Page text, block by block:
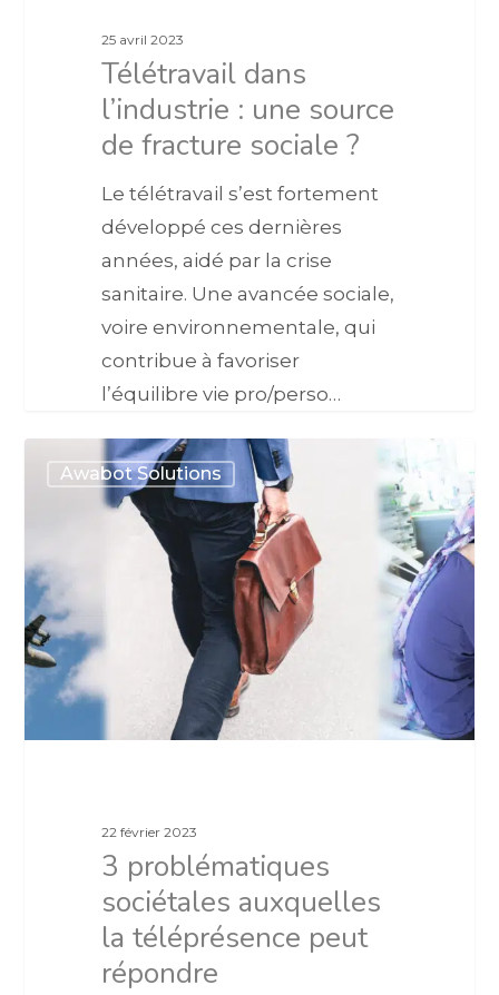
25 avril 2023
Télétravail dans
l’industrie : une source
de fracture sociale ?
Le télétravail s’est fortement
développé ces dernières
années, aidé par la crise
sanitaire. Une avancée sociale,
voire environnementale, qui
contribue à favoriser
l’équilibre vie pro/perso…
Awabot Solutions
22 février 2023
3 problématiques
sociétales auxquelles
la téléprésence peut
répondre